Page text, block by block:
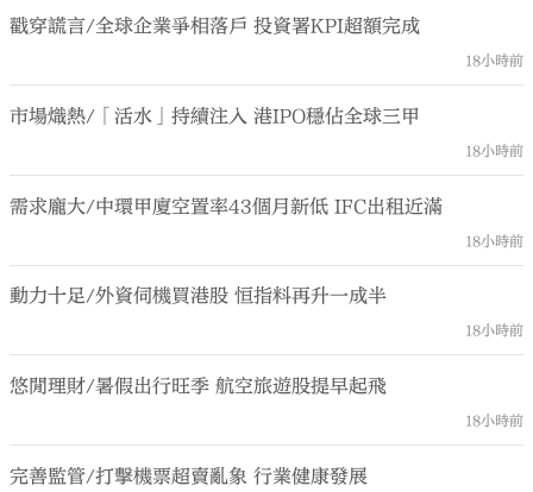
戳穿謊言/全球企業爭相落戶 投資署KPI超額完成
18小時前
市場熾熱/「活水」持續注入 港IPO穩佔全球三甲
18小時前
需求龐大/中環甲廈空置率43個月新低 IFC出租近滿
18小時前
動力十足/外資伺機買港股 恒指料再升一成半
18小時前
悠閒理財/暑假出行旺季 航空旅遊股提早起飛
18小時前
完善監管/打擊機票超賣亂象 行業健康發展